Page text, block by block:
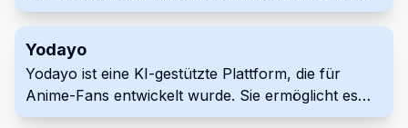
erstellen können, indem sie vorhandene Bilder als
auf Textbeschreibungen zu verlassen.
Yodayo
Yodayo ist eine KI-gestützte Plattform, die für
Anime-Fans entwickelt wurde. Sie ermöglicht es
Benutzern, Kunst zu generieren, mit Charakteren